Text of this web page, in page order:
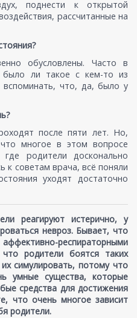
поднести к открытой
рассчитанные на
обусловлены. Часто в
было ли такое с кем-то из
вспоминать, что, да, было у
после пяти лет. Но,
многое в этом вопросе
родители досконально
к советам врача, всё поняли
уходят достаточно
реагируют истерично, у
невроз. Бывает, что
респираторными
родители боятся таких
симулировать, потому что
умные существа, которые
средства для достижения
что очень многое зависит
родители.